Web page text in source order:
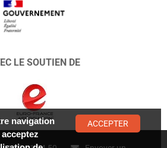
LE SOUTIEN DE
navigation
ACCEPTER